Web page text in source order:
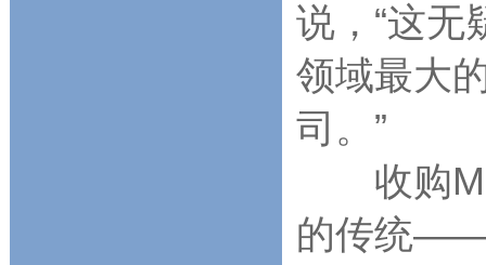
说，“这
领域最大
司。”
收购
的传统——